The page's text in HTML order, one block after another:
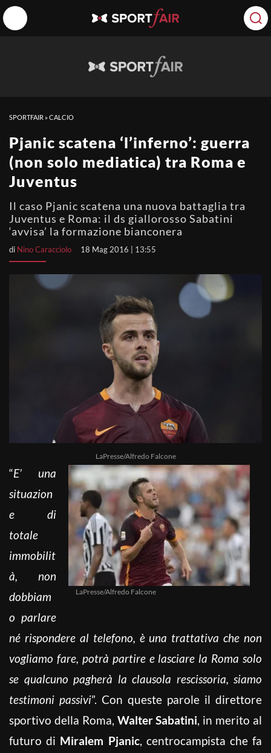
SPORTFAIR »CALCIO
Pjanic scatena ‘l’inferno’: guerra
(non solo mediatica) tra Roma e
Juventus
Il caso Pjanic scatena una nuova battaglia tra
Juventus e Roma: il ds giallorosso Sabatini
‘avvisa’ la formazione bianconera
di Nino Caracciolo 18 Mag 2016 | 13:55
LaPresse/Alfredo Falcone
LaPresse/Alfredo Falcone
“E’ una
situazion
e di
totale
immobilit
à, non
dobbiam
o parlare
né rispondere al telefono, è una trattativa che non
vogliamo fare, potrà partire e lasciare la Roma solo
se qualcuno pagherà la clausola rescissoria, siamo
testimoni passivi”. Con queste parole il direttore
sportivo della Roma, Walter Sabatini, in merito al
futuro di Miralem Pjanic, centrocampista che fa